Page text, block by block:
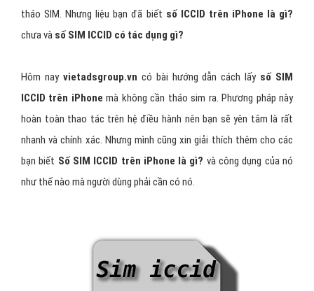
tháo SIM. Nhưng liệu bạn đã biết số ICCID trên iPhone là gì?
chưa và số SIM ICCID có tác dụng gì?
Hôm nay vietadsgroup.vn có bài hướng dẫn cách lấy số SIM
ICCID trên iPhone mà không cần tháo sim ra. Phương pháp này
hoàn toàn thao tác trên hệ điều hành nên bạn sẽ yên tâm là rất
nhanh và chính xác. Nhưng mình cũng xin giải thích thêm cho các
bạn biết Số SIM ICCID trên iPhone là gì? và công dụng của nó
như thế nào mà người dùng phải cần có nó.